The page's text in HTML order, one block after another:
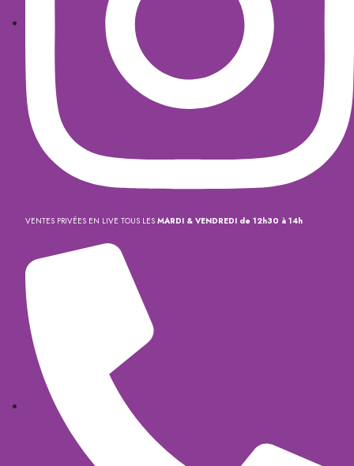
VENTES PRIVÉES EN LIVE TOUS LES MARDI & VENDREDI de 12h30 à 14h